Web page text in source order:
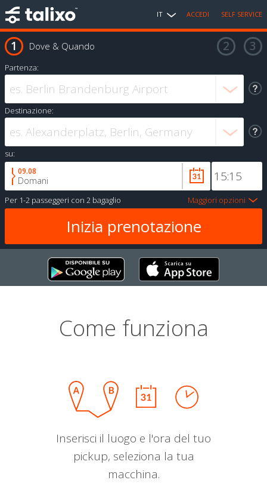
IT ACCEDI SELF SERVICE
Dove & Quando
Partenza:
Destinazione:
su:
09.08
Domani
Per 1-2 passeggeri con 2 bagaglio Maggiori opzioni
Come funziona
Inserisci il luogo e l'ora del tuo
pickup, seleziona la tua
macchina.